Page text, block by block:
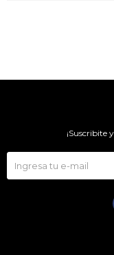
¡Suscribite